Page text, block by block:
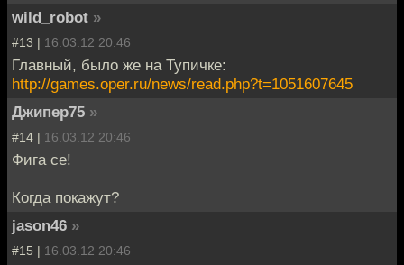
wild_robot »
#13 | 16.03.12 20:46
Главный, было же на Тупичке:
http://games.oper.ru/news/read.php?t=1051607645
Джипер75 »
#14 | 16.03.12 20:46
Фига се!
Когда покажут?
jason46 »
#15 | 16.03.12 20:46